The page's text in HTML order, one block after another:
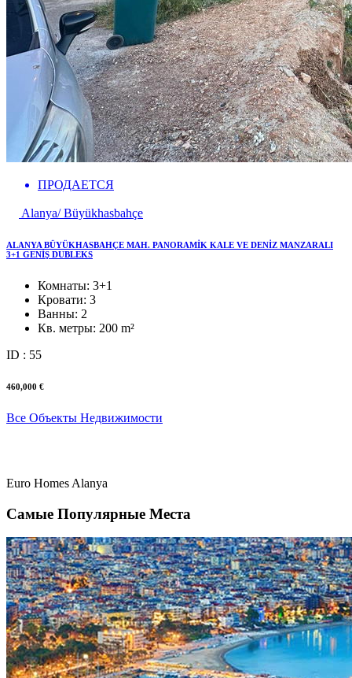
ПРОДАЕТСЯ
Alanya/ Büyükhasbahçe
ALANYA BÜYÜKHASBAHÇE MAH. PANORAMİK KALE VE DENİZ MANZARALI
3+1 GENİŞ DUBLEKS
Комнаты: 3+1
Кровати: 3
Ванны: 2
Кв. метры: 200 m²
ID : 55
460,000 €
Все Объекты Недвижимости
Euro Homes Alanya
Самые Популярные Места